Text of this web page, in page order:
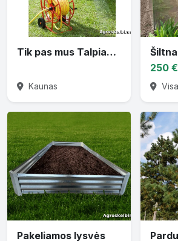
Tik pas mus Talpiausios ritės vandens žarnai
Kaunas
250 €
Pakeliamos lysvės